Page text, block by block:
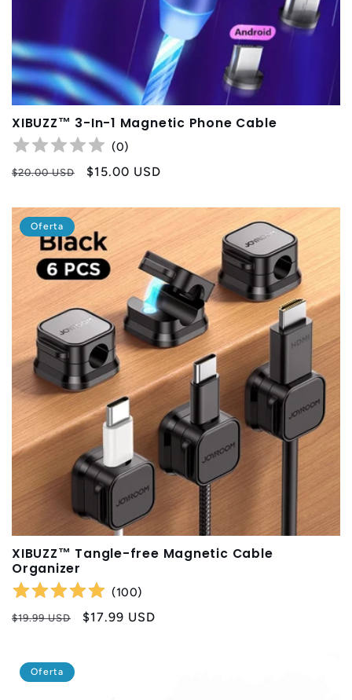
XIBUZZ™ 3-In-1 Magnetic Phone Cable
(0)
Precio
$20.00 USD
Precio
oferta
$15.00 USD
Oferta
XIBUZZ™ Tangle-free Magnetic Cable
Organizer
(100)
Precio
$19.99 USD
Precio
$17.99 USD
Oferta